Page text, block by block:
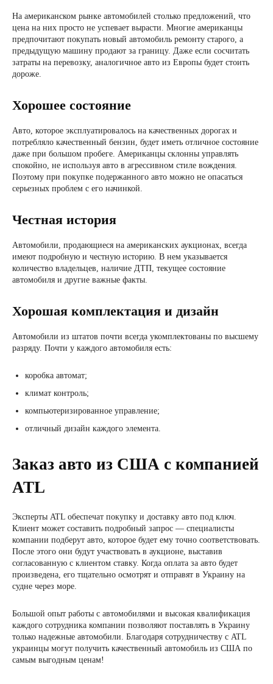
На американском рынке автомобилей столько предложений, что
цена на них просто не успевает вырасти. Многие американцы
предпочитают покупать новый автомобиль ремонту старого, а
предыдущую машину продают за границу. Даже если сосчитать
затраты на перевозку, аналогичное авто из Европы будет стоить
дороже.
Хорошее состояние
Авто, которое эксплуатировалось на качественных дорогах и
потребляло качественный бензин, будет иметь отличное состояние
даже при большом пробеге. Американцы склонны управлять
спокойно, не используя авто в агрессивном стиле вождения.
Поэтому при покупке подержанного авто можно не опасаться
серьезных проблем с его начинкой.
Честная история
Автомобили, продающиеся на американских аукционах, всегда
имеют подробную и честную историю. В нем указывается
количество владельцев, наличие ДТП, текущее состояние
автомобиля и другие важные факты.
Хорошая комплектация и дизайн
Автомобили из штатов почти всегда укомплектованы по высшему
разряду. Почти у каждого автомобиля есть:
коробка автомат;
климат контроль;
компьютеризированное управление;
отличный дизайн каждого элемента.
Заказ авто из США с компанией
ATL
Эксперты ATL обеспечат покупку и доставку авто под ключ.
Клиент может составить подробный запрос — специалисты
компании подберут авто, которое будет ему точно соответствовать.
После этого они будут участвовать в аукционе, выставив
согласованную с клиентом ставку. Когда оплата за авто будет
произведена, его тщательно осмотрят и отправят в Украину на
судне через море.
Большой опыт работы с автомобилями и высокая квалификация
каждого сотрудника компании позволяют поставлять в Украину
только надежные автомобили. Благодаря сотрудничеству с ATL
украинцы могут получить качественный автомобиль из США по
самым выгодным ценам!